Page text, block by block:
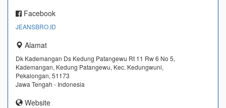
Facebook
JEANSBRO.ID
Alamat
Dk Kademangan Ds Kedung Patangewu Rt 11 Rw 6 No 5,
Kademangan, Kedung Patangewu, Kec. Kedungwuni,
Pekalongan, 51173
Jawa Tengah - Indonesia
Website